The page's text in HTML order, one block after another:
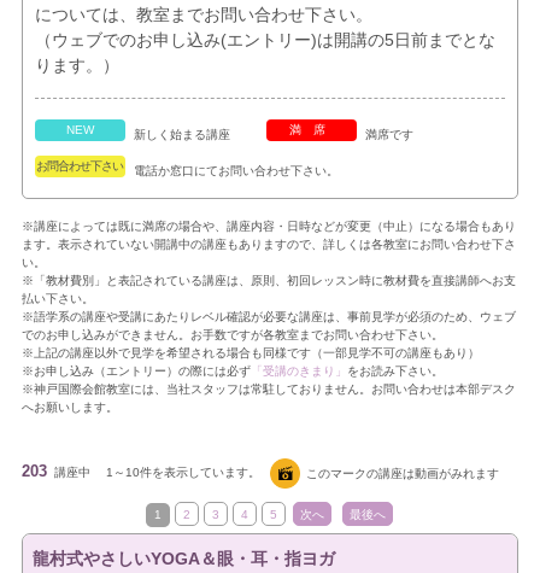
については、教室までお問い合わせ下さい。
（ウェブでのお申し込み(エントリー)は開講の5日前までとな
ります。）
NEW 新しく始まる講座 満席 満席です
お問合わせ下さい 電話か窓口にてお問い合わせ下さい。
※講座によっては既に満席の場合や、講座内容・日時などが変更（中止）になる場合もあり
ます。表示されていない開講中の講座もありますので、詳しくは各教室にお問い合わせ下さ
い。
※「教材費別」と表記されている講座は、原則、初回レッスン時に教材費を直接講師へお支
払い下さい。
※語学系の講座や受講にあたりレベル確認が必要な講座は、事前見学が必須のため、ウェブ
でのお申し込みができません。お手数ですが各教室までお問い合わせ下さい。
※上記の講座以外で見学を希望される場合も同様です（一部見学不可の講座もあり）
※お申し込み（エントリー）の際には必ず「受講のきまり」 をお読み下さい。
※神戸国際会館教室には、当社スタッフは常駐しておりません。お問い合わせは本部デスク
へお願いします。
203 講座中 1～10件を表示しています。 このマークの講座は動画がみれます
1 2 3 4 5 次へ 最後へ
龍村式やさしいYOGA＆眼・耳・指ヨガ